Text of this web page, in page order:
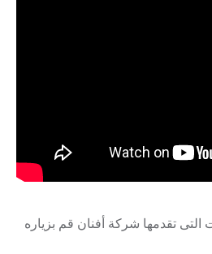
تقدمها شركة أفنان قم بزياره